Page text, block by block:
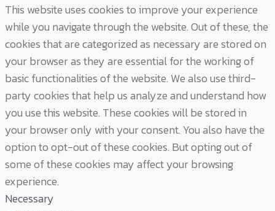
This website uses cookies to improve your experience
while you navigate through the website. Out of these, the
cookies that are categorized as necessary are stored on
your browser as they are essential for the working of
basic functionalities of the website. We also use third-
party cookies that help us analyze and understand how
you use this website. These cookies will be stored in
your browser only with your consent. You also have the
option to opt-out of these cookies. But opting out of
some of these cookies may affect your browsing
experience.
Necessary